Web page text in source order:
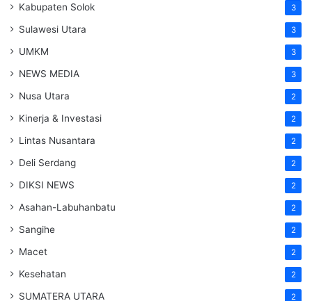
Kabupaten Solok 3
Sulawesi Utara 3
UMKM 3
NEWS MEDIA 3
Nusa Utara 2
Kinerja & Investasi 2
Lintas Nusantara 2
Deli Serdang 2
DIKSI NEWS 2
Asahan-Labuhanbatu 2
Sangihe 2
Macet 2
Kesehatan 2
SUMATERA UTARA 2